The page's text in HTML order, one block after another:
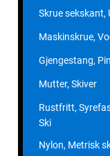
Skrue sekskant,
Maskinskrue,
Gjengestang,
Mutter, Skiver
Rustfritt,
Ski
Nylon, Metrisk